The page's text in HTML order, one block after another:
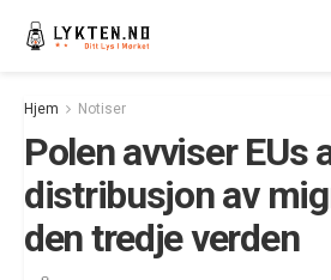
Hjem Notiser
Polen avviser EUs
distribusjon av
den tredje verden